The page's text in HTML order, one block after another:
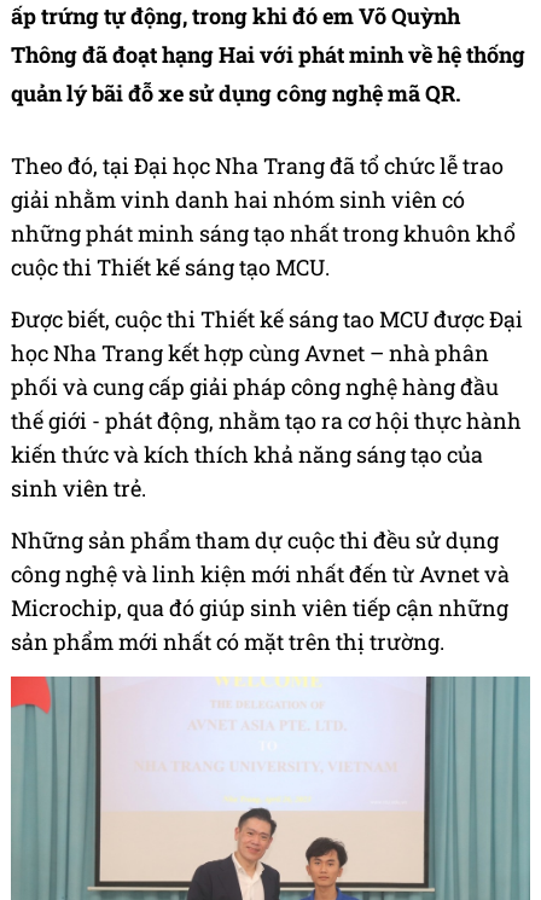
ấp trứng tự động, trong khi đó em Võ Quỳnh
Thông đã đoạt hạng Hai với phát minh về hệ thống
quản lý bãi đỗ xe sử dụng công nghệ mã QR.
Theo đó, tại Đại học Nha Trang đã tổ chức lễ trao
giải nhằm vinh danh hai nhóm sinh viên có
những phát minh sáng tạo nhất trong khuôn khổ
cuộc thi Thiết kế sáng tạo MCU.
Được biết, cuộc thi Thiết kế sáng tao MCU được Đại
học Nha Trang kết hợp cùng Avnet – nhà phân
phối và cung cấp giải pháp công nghệ hàng đầu
thế giới - phát động, nhằm tạo ra cơ hội thực hành
kiến thức và kích thích khả năng sáng tạo của
sinh viên trẻ.
Những sản phẩm tham dự cuộc thi đều sử dụng
công nghệ và linh kiện mới nhất đến từ Avnet và
Microchip, qua đó giúp sinh viên tiếp cận những
sản phẩm mới nhất có mặt trên thị trường.